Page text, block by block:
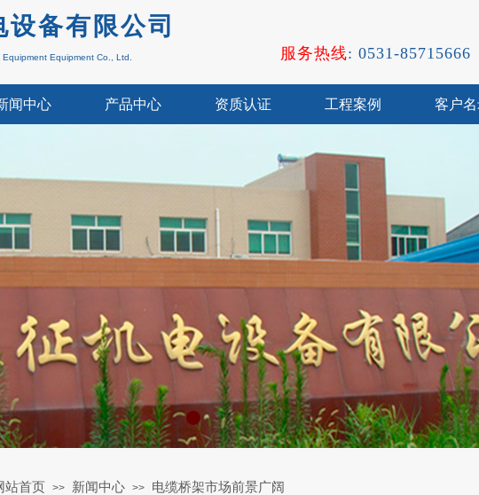
设备有限公司
服务热线: 0531-
Equipment Equipment Co., Ltd.
闻中心 产品中心 资质认证 工程案例 客户
站首页 >> 新闻中心 >> 电缆桥架市场前景广阔